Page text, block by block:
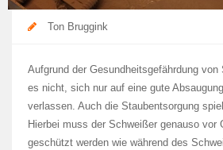
Ton Bruggink
Aufgrund der Gesundheitsgefährdung
es nicht, sich nur auf eine gute
verlassen. Auch die Staubentsorgung
Hierbei muss der Schweißer genauso vor
geschützt werden wie während des